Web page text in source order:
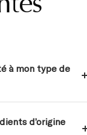
à mon type de
d’origine